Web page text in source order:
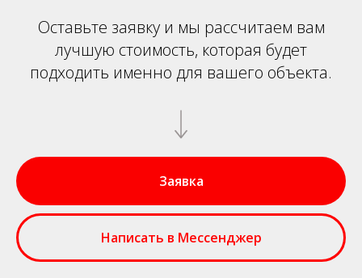
Оставьте заявку и мы рассчитаем вам
лучшую стоимость, которая будет
подходить именно для вашего объекта.
Заявка
Написать в Мессенджер